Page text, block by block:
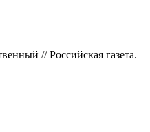
// Российская